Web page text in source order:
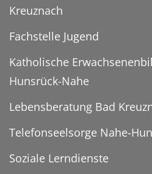
Kreuznach
Fachstelle Jugend
Katholische
Hunsrück-Nahe
Lebensberatung Bad
Telefonseelsorge Nahe-
Soziale Lerndienste